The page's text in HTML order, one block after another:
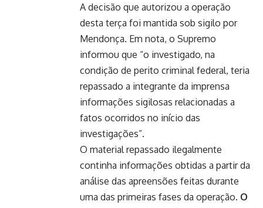
A decisão que autorizou a operação
desta terça foi mantida sob sigilo por
Mendonça. Em nota, o Supremo
informou que “o investigado, na
condição de perito criminal federal, teria
repassado a integrante da imprensa
informações sigilosas relacionadas a
fatos ocorridos no início das
investigações”.
O material repassado ilegalmente
continha informações obtidas a partir da
análise das apreensões feitas durante
uma das primeiras fases da operação. O